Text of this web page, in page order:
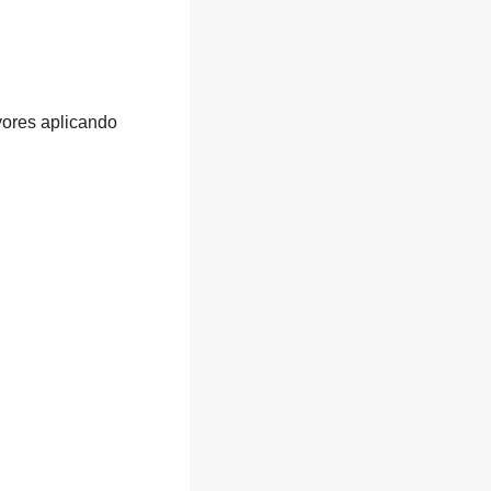
aplicando